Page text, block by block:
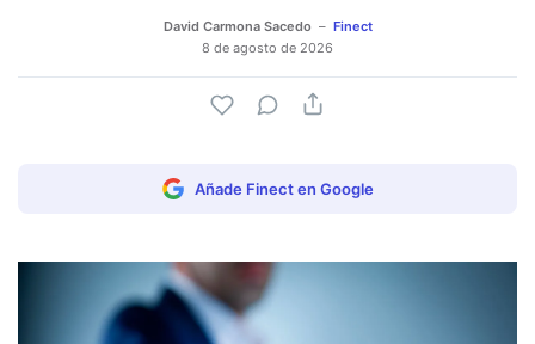
David Carmona Sacedo
Finect
8 de agosto de 2026
Añade Finect en Google